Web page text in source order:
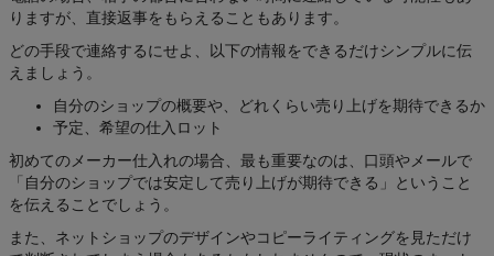
りますが、直接返事をもらえることもあります。
どの手段で連絡するにせよ、以下の情報をできるだけシンプルに伝
えましょう。
自分のショップの概要や、どれくらい売り上げを期待できるか
予定、希望の仕入ロット
初めてのメーカー仕入れの場合、最も重要なのは、口頭やメールで
「自分のショップでは安定して売り上げが期待できる」ということ
を伝えることでしょう。
また、ネットショップのデザインやコピーライティングを見ただけ